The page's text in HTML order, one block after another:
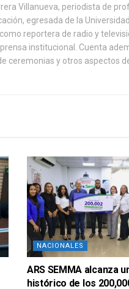
Villanueva, periodista de
egresada de la
reportera de radio y
institucional. Cuenta
ceremonias y otros aspectos
NACIONALES
ARS SEMMA alcanza
histórico de los